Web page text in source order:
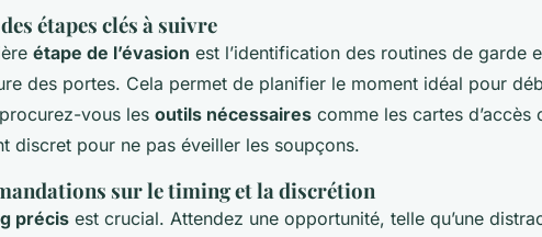
étapes clés à suivre
étape de l’évasion est l’identification des routines de garde
des portes. Cela permet de planifier le moment idéal pour
vous les outils nécessaires comme les cartes d’accès
discret pour ne pas éveiller les soupçons.
sur le timing et la discrétion
précis est crucial. Attendez une opportunité, telle qu’une